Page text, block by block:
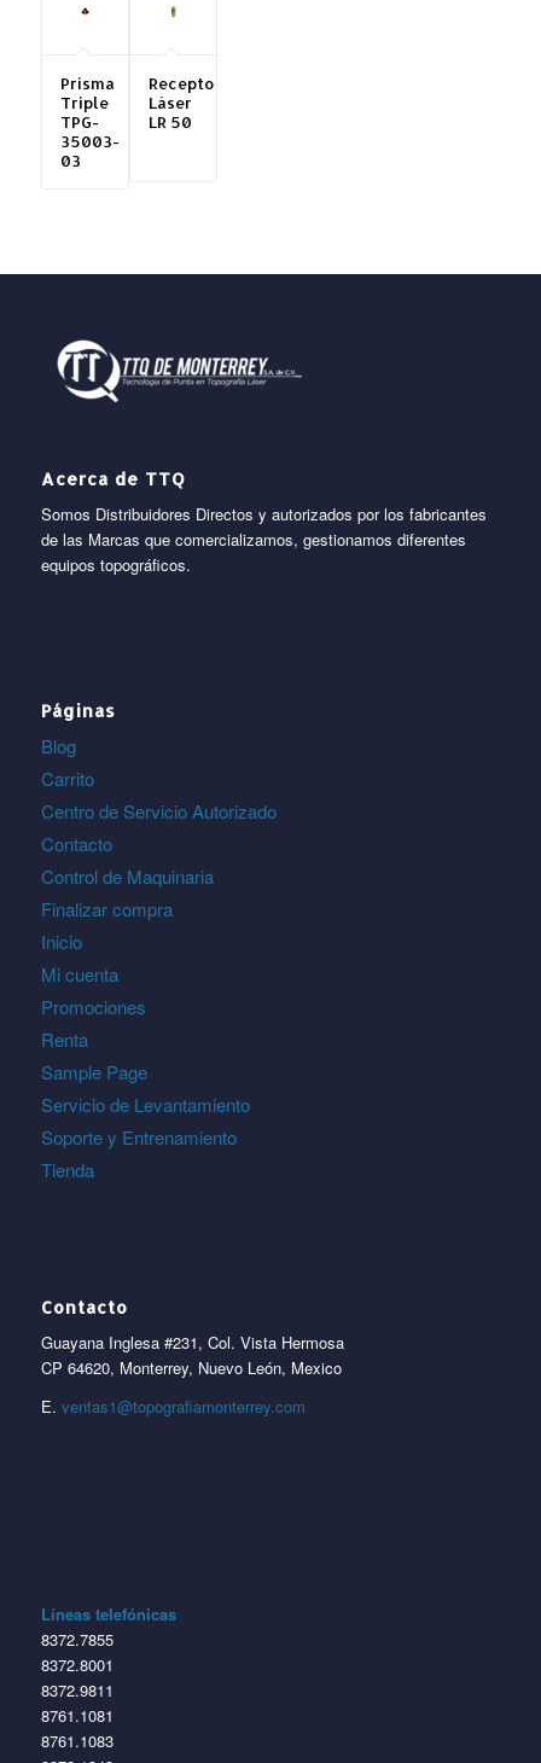
Prisma
Triple
TPG-
35003-
03
Receptor
Láser
LR 50
Acerca de TTQ
Somos Distribuidores Directos y autorizados por los fabricantes
de las Marcas que comercializamos, gestionamos diferentes
equipos topográficos.
Páginas
Blog
Carrito
Centro de Servicio Autorizado
Contacto
Control de Maquinaria
Finalizar compra
Inicio
Mi cuenta
Promociones
Renta
Sample Page
Servicio de Levantamiento
Soporte y Entrenamiento
Tienda
Contacto
Guayana Inglesa #231, Col. Vista Hermosa
CP 64620, Monterrey, Nuevo León, Mexico
E. ventas1@topografiamonterrey.com
Líneas telefónicas
8372.7855
8372.8001
8372.9811
8761.1081
8761.1083